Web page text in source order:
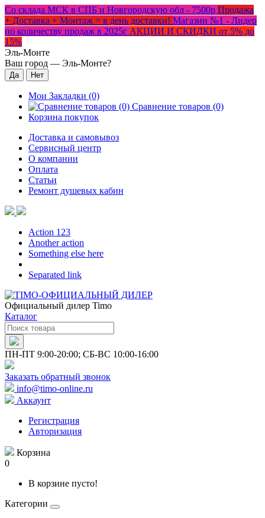
Со склада МСК в СПБ и Новгородскую обл - 7500р Продажа
+ Доставка + Монтаж = в день доставки! Магазин №1 - Лидер
по количеству продаж в 2025г АКЦИИ И СКИДКИ от 5% до
15%
Эль-Монте
Ваш город — Эль-Монте?
Мои Закладки (0)
Сравнение товаров (0)
Корзина покупок
Доставка и самовывоз
Сервисный центр
О компании
Оплата
Статьи
Ремонт душевых кабин
Action 123
Another action
Something else here
Separated link
Официальный дилер Timo
Каталог
ПН-ПТ 9:00-20:00; СБ-ВС 10:00-16:00
Заказать обратный звонок
info@timo-online.ru
Аккаунт
Регистрация
Авторизация
Корзина
0
В корзине пусто!
Категории